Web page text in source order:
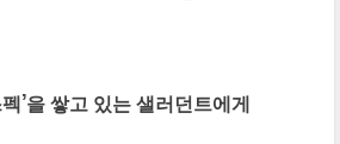
’을 쌓고 있는 샐러던트에게